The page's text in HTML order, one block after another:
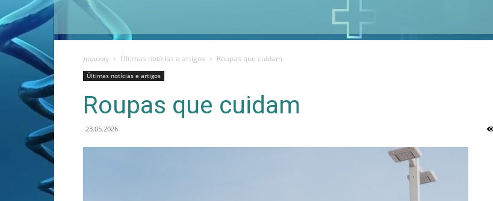
додому Últimas notícias e artigos Roupas que cuidam
Últimas notícias e artigos
Roupas que cuidam
23.05.2026